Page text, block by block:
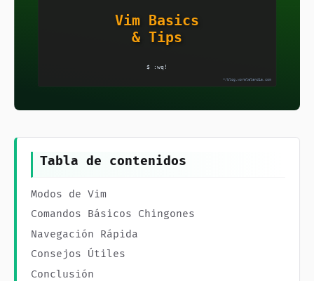
Tabla de contenidos
Modos de Vim
Comandos Básicos Chingones
Navegación Rápida
Consejos Útiles
Conclusión